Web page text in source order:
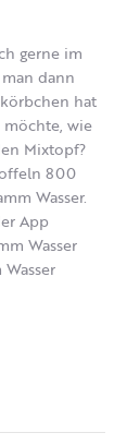
gerne im
dann
hat
möchte, wie
Mixtopf?
800
Wasser.
App
Wasser